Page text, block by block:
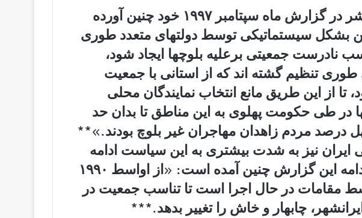
سازمان دیده بان حقوق بشر در گزارش ماه سپتامبر ۱۹۹۷ خود چنین آورده
بشکل سیستماتیکی توسط دولتھای متعدد طوری
نادرست جمعیتی برعلیه بلوچھا ایجاد شود،
تنظیم گشته اند که از استانی با جمعیت
تا از این طریق مانع انتخاب نمایندگان محلی
در طی حکومت پھلوی به این مناطق تا بدان حد
درصد مردم زاھدان مھاجران غیر بلوچ بودند.»**
نیز به شدت بیشتری به این سیاست ادامه
داده است بطوری که در ادامه این گزارش چنین آمده است: «از اواسط ۱۹۹۰
مقامات در حال اجرا است تا تناسب جمعیت در
چابھار و خاش را تغییر بدھد.***